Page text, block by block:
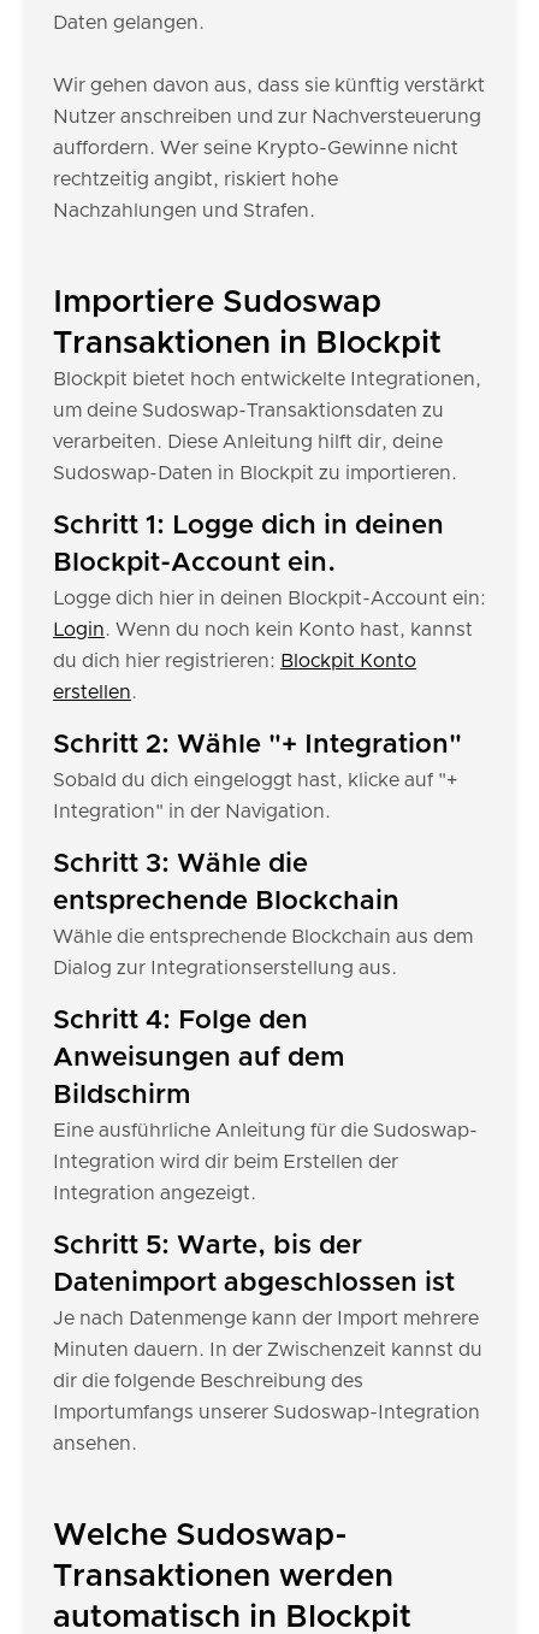
Daten gelangen.
Wir gehen davon aus, dass sie künftig verstärkt
Nutzer anschreiben und zur Nachversteuerung
auffordern. Wer seine Krypto-Gewinne nicht
rechtzeitig angibt, riskiert hohe
Nachzahlungen und Strafen.
Importiere Sudoswap
Transaktionen in Blockpit
Blockpit bietet hoch entwickelte Integrationen,
um deine Sudoswap-Transaktionsdaten zu
verarbeiten. Diese Anleitung hilft dir, deine
Sudoswap-Daten in Blockpit zu importieren.
Schritt 1: Logge dich in deinen
Blockpit-Account ein.
Logge dich hier in deinen Blockpit-Account ein:
Login. Wenn du noch kein Konto hast, kannst
du dich hier registrieren: Blockpit Konto
erstellen.
Schritt 2: Wähle "+ Integration"
Sobald du dich eingeloggt hast, klicke auf "+
Integration" in der Navigation.
Schritt 3: Wähle die
entsprechende Blockchain
Wähle die entsprechende Blockchain aus dem
Dialog zur Integrationserstellung aus.
Schritt 4: Folge den
Anweisungen auf dem
Bildschirm
Eine ausführliche Anleitung für die Sudoswap-
Integration wird dir beim Erstellen der
Integration angezeigt.
Schritt 5: Warte, bis der
Datenimport abgeschlossen ist
Je nach Datenmenge kann der Import mehrere
Minuten dauern. In der Zwischenzeit kannst du
dir die folgende Beschreibung des
Importumfangs unserer Sudoswap-Integration
ansehen.
Welche Sudoswap-
Transaktionen werden
automatisch in Blockpit